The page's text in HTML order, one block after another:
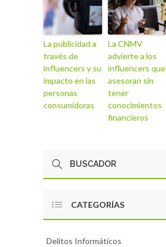
La publicidad a
través de
influencers y su
impacto en las
personas
consumidoras
La CNMV
advierte a los
influencers que
asesoran sin
tener
conocimientos
financieros
CATEGORÍAS
Delitos Informáticos